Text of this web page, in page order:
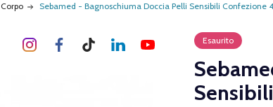
Sebamed - Bagnoschiuma Doccia Pelli Sensibili Confezione
Esaurito